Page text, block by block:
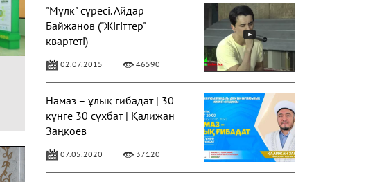
"Мүлк" сүресі. Айдар
Байжанов ("Жігіттер"
квартеті)
02.07.2015 46590
Намаз – ұлық ғибадат | 30
күнге 30 сұхбат | Қалижан
Заңқоев
07.05.2020 37120